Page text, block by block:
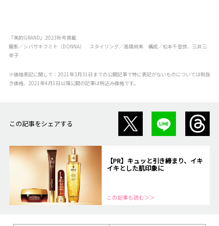
『美的GRAND』2023秋号掲載
撮影／シバサキフミト（DONNA） スタイリング／高橋尚美 構成／松本千登世、三井三
奈子
※価格表記に関して：2021年3月31日までの公開記事で特に表記がないものについては税抜
き価格、2021年4月1日以降公開の記事は税込み価格です。
この記事をシェアする
【PR】キュッと引き締まり、イキ
イキとした肌印象に
この記事も読む＞＞